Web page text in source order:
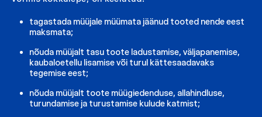
tagastada müüjale müümata jäänud tooted nende eest
maksmata;
nõuda müüjalt tasu toote ladustamise, väljapanemise,
kaubaloetellu lisamise või turul kättesaadavaks
tegemise eest;
nõuda müüjalt toote müügiedenduse, allahindluse,
turundamise ja turustamise kulude katmist;